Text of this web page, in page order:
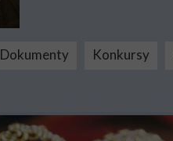
Dokumenty Konkursy